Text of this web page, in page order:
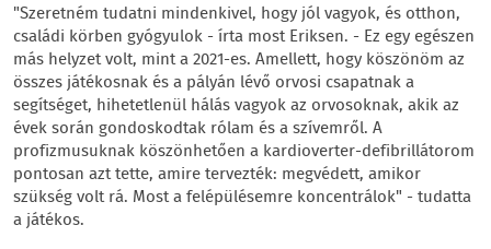
"Szeretném tudatni mindenkivel, hogy jól vagyok, és otthon,
családi körben gyógyulok - írta most Eriksen. - Ez egy egészen
más helyzet volt, mint a 2021-es. Amellett, hogy köszönöm az
összes játékosnak és a pályán lévő orvosi csapatnak a
segítséget, hihetetlenül hálás vagyok az orvosoknak, akik az
évek során gondoskodtak rólam és a szívemről. A
profizmusuknak köszönhetően a kardioverter-defibrillátorom
pontosan azt tette, amire tervezték: megvédett, amikor
szükség volt rá. Most a felépülésemre koncentrálok" - tudatta
a játékos.